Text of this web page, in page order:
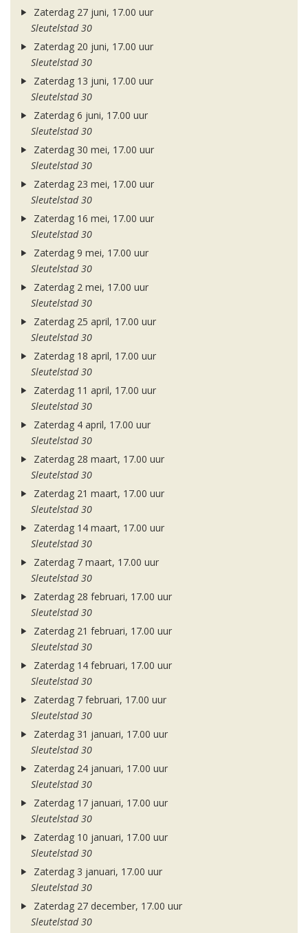
Zaterdag 27 juni, 17.00 uur
Sleutelstad 30
Zaterdag 20 juni, 17.00 uur
Sleutelstad 30
Zaterdag 13 juni, 17.00 uur
Sleutelstad 30
Zaterdag 6 juni, 17.00 uur
Sleutelstad 30
Zaterdag 30 mei, 17.00 uur
Sleutelstad 30
Zaterdag 23 mei, 17.00 uur
Sleutelstad 30
Zaterdag 16 mei, 17.00 uur
Sleutelstad 30
Zaterdag 9 mei, 17.00 uur
Sleutelstad 30
Zaterdag 2 mei, 17.00 uur
Sleutelstad 30
Zaterdag 25 april, 17.00 uur
Sleutelstad 30
Zaterdag 18 april, 17.00 uur
Sleutelstad 30
Zaterdag 11 april, 17.00 uur
Sleutelstad 30
Zaterdag 4 april, 17.00 uur
Sleutelstad 30
Zaterdag 28 maart, 17.00 uur
Sleutelstad 30
Zaterdag 21 maart, 17.00 uur
Sleutelstad 30
Zaterdag 14 maart, 17.00 uur
Sleutelstad 30
Zaterdag 7 maart, 17.00 uur
Sleutelstad 30
Zaterdag 28 februari, 17.00 uur
Sleutelstad 30
Zaterdag 21 februari, 17.00 uur
Sleutelstad 30
Zaterdag 14 februari, 17.00 uur
Sleutelstad 30
Zaterdag 7 februari, 17.00 uur
Sleutelstad 30
Zaterdag 31 januari, 17.00 uur
Sleutelstad 30
Zaterdag 24 januari, 17.00 uur
Sleutelstad 30
Zaterdag 17 januari, 17.00 uur
Sleutelstad 30
Zaterdag 10 januari, 17.00 uur
Sleutelstad 30
Zaterdag 3 januari, 17.00 uur
Sleutelstad 30
Zaterdag 27 december, 17.00 uur
Sleutelstad 30